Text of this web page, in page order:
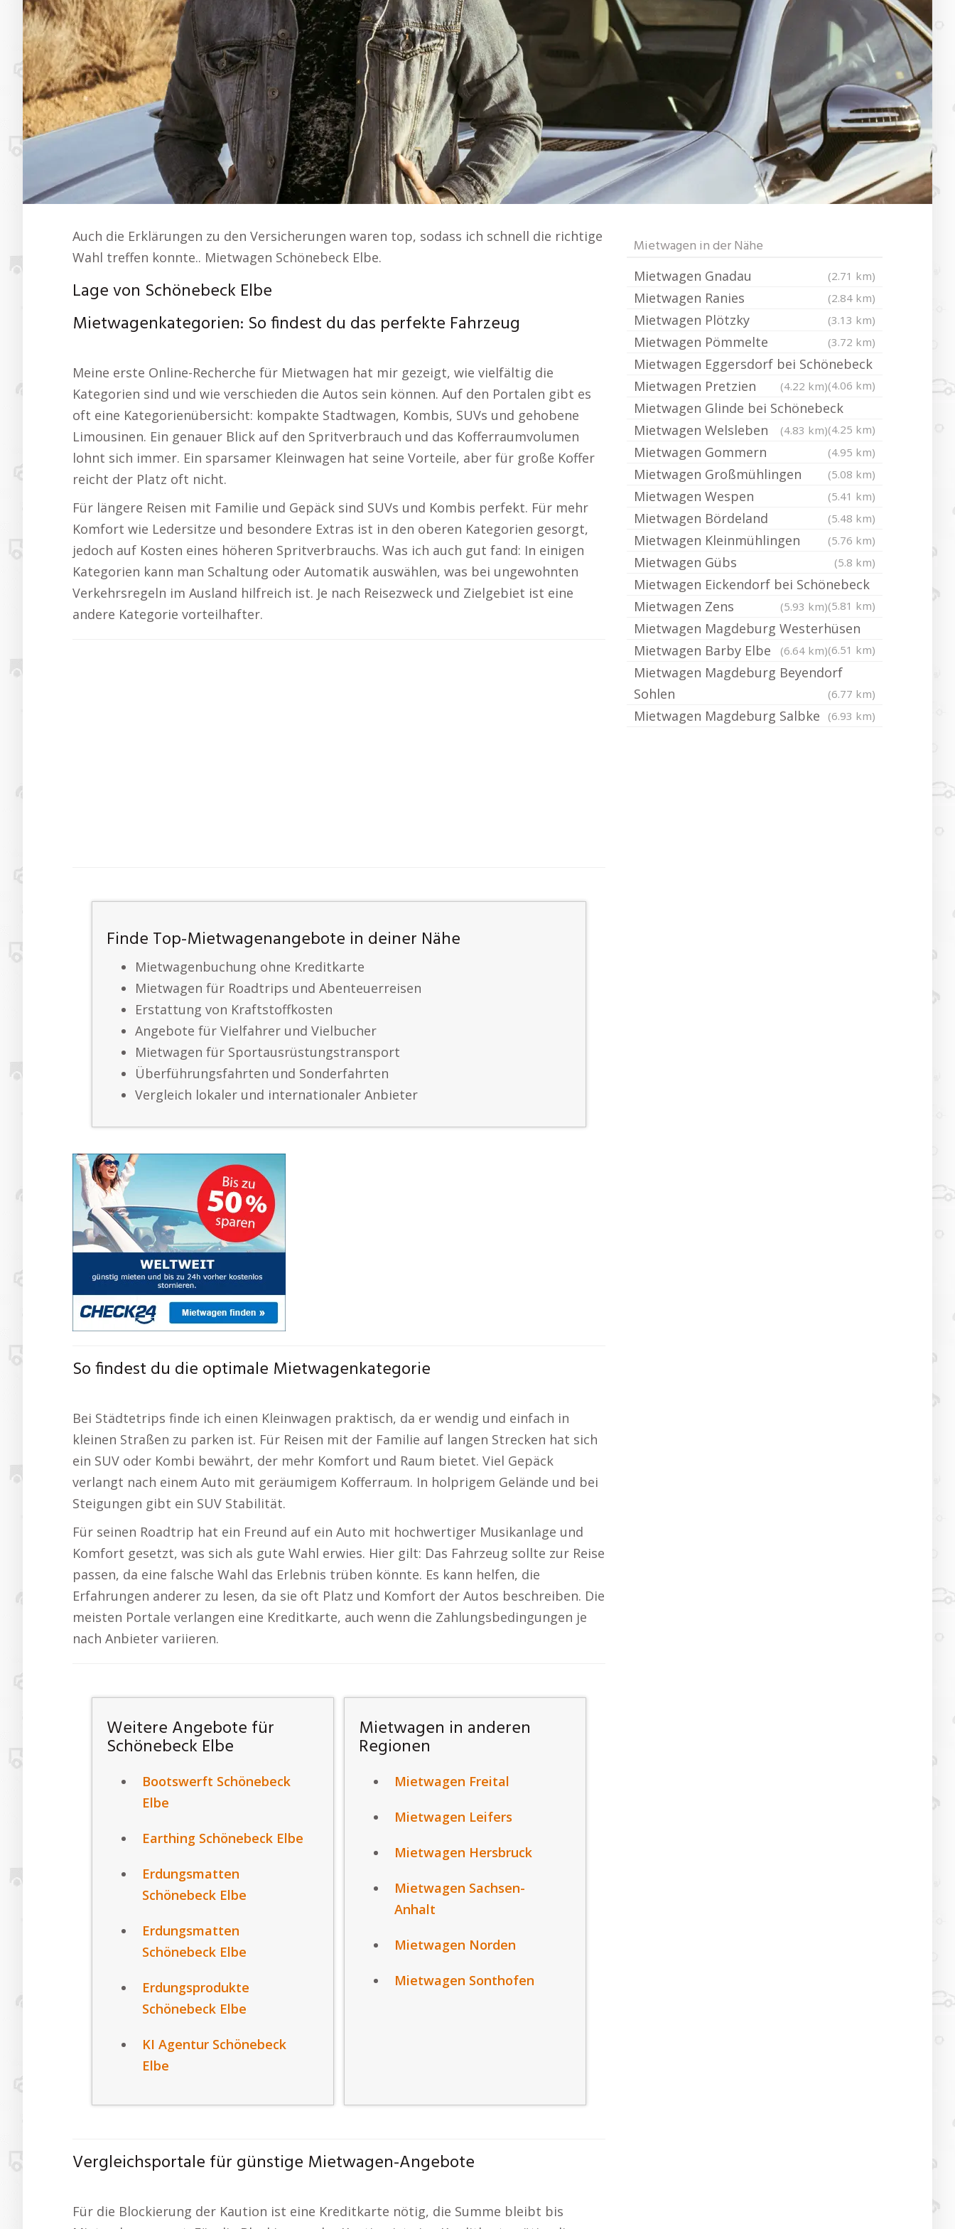
Auch die Erklärungen zu den Versicherungen waren top, sodass ich schnell die richtige
Wahl treffen konnte.. Mietwagen Schönebeck Elbe.
Lage von Schönebeck Elbe
Mietwagenkategorien: So findest du das perfekte Fahrzeug
Meine erste Online-Recherche für Mietwagen hat mir gezeigt, wie vielfältig die
Kategorien sind und wie verschieden die Autos sein können. Auf den Portalen gibt es
oft eine Kategorienübersicht: kompakte Stadtwagen, Kombis, SUVs und gehobene
Limousinen. Ein genauer Blick auf den Spritverbrauch und das Kofferraumvolumen
lohnt sich immer. Ein sparsamer Kleinwagen hat seine Vorteile, aber für große Koffer
reicht der Platz oft nicht.
Für längere Reisen mit Familie und Gepäck sind SUVs und Kombis perfekt. Für mehr
Komfort wie Ledersitze und besondere Extras ist in den oberen Kategorien gesorgt,
jedoch auf Kosten eines höheren Spritverbrauchs. Was ich auch gut fand: In einigen
Kategorien kann man Schaltung oder Automatik auswählen, was bei ungewohnten
Verkehrsregeln im Ausland hilfreich ist. Je nach Reisezweck und Zielgebiet ist eine
andere Kategorie vorteilhafter.
Finde Top-Mietwagenangebote in deiner Nähe
Mietwagenbuchung ohne Kreditkarte
Mietwagen für Roadtrips und Abenteuerreisen
Erstattung von Kraftstoffkosten
Angebote für Vielfahrer und Vielbucher
Mietwagen für Sportausrüstungstransport
Überführungsfahrten und Sonderfahrten
Vergleich lokaler und internationaler Anbieter
So findest du die optimale Mietwagenkategorie
Bei Städtetrips finde ich einen Kleinwagen praktisch, da er wendig und einfach in
kleinen Straßen zu parken ist. Für Reisen mit der Familie auf langen Strecken hat sich
ein SUV oder Kombi bewährt, der mehr Komfort und Raum bietet. Viel Gepäck
verlangt nach einem Auto mit geräumigem Kofferraum. In holprigem Gelände und bei
Steigungen gibt ein SUV Stabilität.
Für seinen Roadtrip hat ein Freund auf ein Auto mit hochwertiger Musikanlage und
Komfort gesetzt, was sich als gute Wahl erwies. Hier gilt: Das Fahrzeug sollte zur Reise
passen, da eine falsche Wahl das Erlebnis trüben könnte. Es kann helfen, die
Erfahrungen anderer zu lesen, da sie oft Platz und Komfort der Autos beschreiben. Die
meisten Portale verlangen eine Kreditkarte, auch wenn die Zahlungsbedingungen je
nach Anbieter variieren.
Weitere Angebote für
Schönebeck Elbe
Bootswerft Schönebeck
Elbe
Earthing Schönebeck Elbe
Erdungsmatten
Schönebeck Elbe
Erdungsmatten
Schönebeck Elbe
Erdungsprodukte
Schönebeck Elbe
KI Agentur Schönebeck
Elbe
Mietwagen in anderen
Regionen
Mietwagen Freital
Mietwagen Leifers
Mietwagen Hersbruck
Mietwagen Sachsen-
Anhalt
Mietwagen Norden
Mietwagen Sonthofen
Vergleichsportale für günstige Mietwagen-Angebote
Für die Blockierung der Kaution ist eine Kreditkarte nötig, die Summe bleibt bis
Mietwagen in der Nähe
Mietwagen Gnadau (2.71 km)
Mietwagen Ranies (2.84 km)
Mietwagen Plötzky (3.13 km)
Mietwagen Pömmelte (3.72 km)
Mietwagen Eggersdorf bei Schönebeck
(4.06 km)
Mietwagen Pretzien (4.22 km)
Mietwagen Glinde bei Schönebeck
(4.25 km)
Mietwagen Welsleben (4.83 km)
Mietwagen Gommern (4.95 km)
Mietwagen Großmühlingen (5.08 km)
Mietwagen Wespen (5.41 km)
Mietwagen Bördeland (5.48 km)
Mietwagen Kleinmühlingen (5.76 km)
Mietwagen Gübs (5.8 km)
Mietwagen Eickendorf bei Schönebeck
(5.81 km)
Mietwagen Zens (5.93 km)
Mietwagen Magdeburg Westerhüsen
(6.51 km)
Mietwagen Barby Elbe (6.64 km)
Mietwagen Magdeburg Beyendorf
Sohlen
(6.77 km)
Mietwagen Magdeburg Salbke (6.93 km)